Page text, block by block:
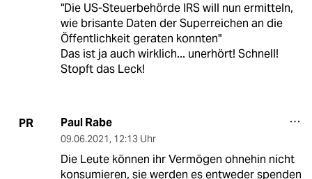
"Die US-Steuerbehörde IRS will nun ermitteln,
wie brisante Daten der Superreichen an die
Öffentlichkeit geraten konnten"
Das ist ja auch wirklich... unerhört! Schnell!
Stopft das Leck!
PR Paul Rabe
09.06.2021, 12:13 Uhr
Die Leute können ihr Vermögen ohnehin nicht
konsumieren, sie werden es entweder spenden